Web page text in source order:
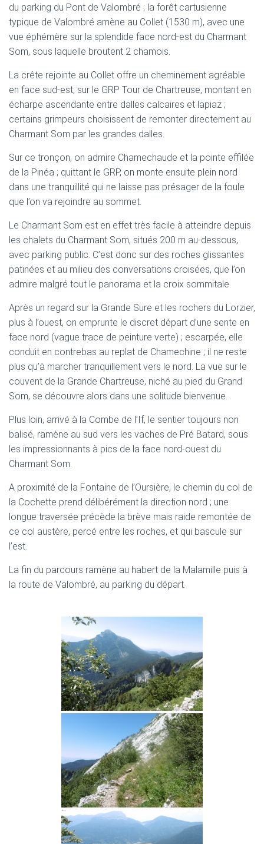
du parking du Pont de Valombré ; la forêt cartusienne
typique de Valombré amène au Collet (1530 m), avec une
vue éphémère sur la splendide face nord-est du Charmant
Som, sous laquelle broutent 2 chamois.
La crête rejointe au Collet offre un cheminement agréable
en face sud-est, sur le GRP Tour de Chartreuse, montant en
écharpe ascendante entre dalles calcaires et lapiaz ;
certains grimpeurs choisissent de remonter directement au
Charmant Som par les grandes dalles.
Sur ce tronçon, on admire Chamechaude et la pointe effilée
de la Pinéa ; quittant le GRP, on monte ensuite plein nord
dans une tranquillité qui ne laisse pas présager de la foule
que l’on va rejoindre au sommet.
Le Charmant Som est en effet très facile à atteindre depuis
les chalets du Charmant Som, situés 200 m au-dessous,
avec parking public. C’est donc sur des roches glissantes
patinées et au milieu des conversations croisées, que l’on
admire malgré tout le panorama et la croix sommitale.
Après un regard sur la Grande Sure et les rochers du Lorzier,
plus à l’ouest, on emprunte le discret départ d’une sente en
face nord (vague trace de peinture verte) ; escarpée, elle
conduit en contrebas au replat de Chamechine ; il ne reste
plus qu’à marcher tranquillement vers le nord. La vue sur le
couvent de la Grande Chartreuse, niché au pied du Grand
Som, se découvre alors dans une solitude bienvenue.
Plus loin, arrivé à la Combe de l’If, le sentier toujours non
balisé, ramène au sud vers les vaches de Pré Batard, sous
les impressionnants à pics de la face nord-ouest du
Charmant Som.
A proximité de la Fontaine de l’Oursière, le chemin du col de
la Cochette prend délibérément la direction nord ; une
longue traversée précède la brève mais raide remontée de
ce col austère, percé entre les roches, et qui bascule sur
l’est.
La fin du parcours ramène au habert de la Malamille puis à
la route de Valombré, au parking du départ.